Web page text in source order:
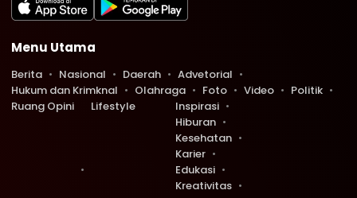
Menu Utama
Berita Nasional Daerah
Advetorial
Hukum dan Krimknal
Olahraga Foto Video
Politik
Ruang Opini
Lifestyle
Inspirasi
Hiburan
Kesehatan
Karier
Edukasi
Kreativitas